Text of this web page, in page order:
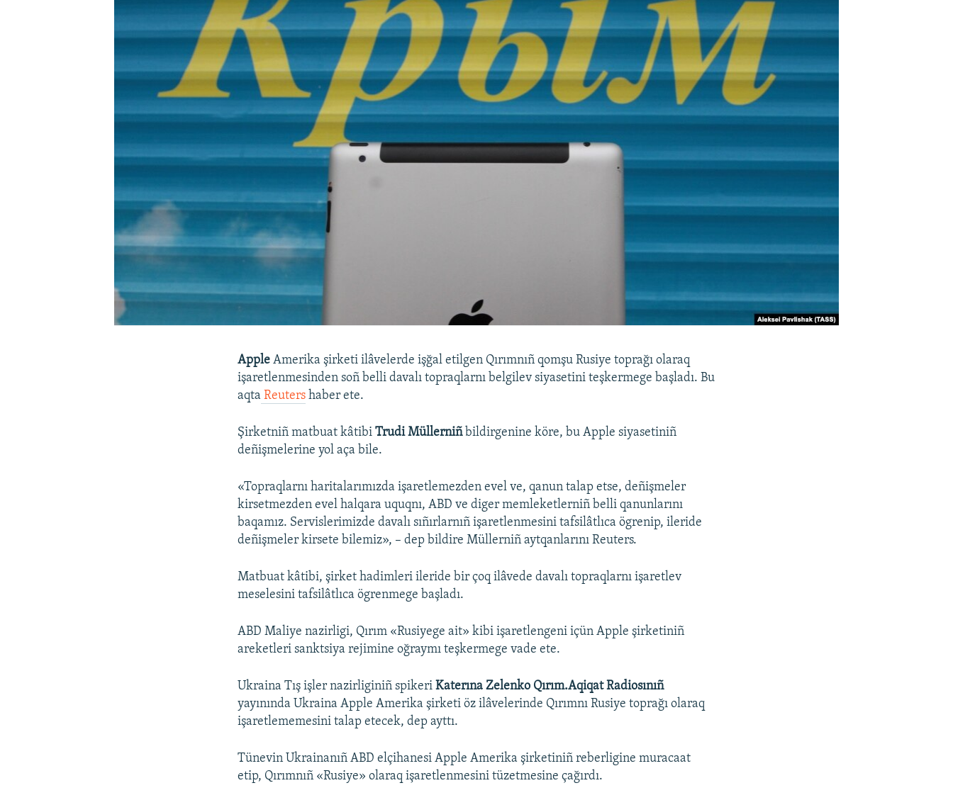
AppleAmerika şirketi ilâvelerde işğal etilgen Qırımnıñ qomşu Rusiye toprağı olaraq
işaretlenmesinden soñ belli davalı topraqlarnı belgilev siyasetini teşkermege başladı. Bu
aqta Reuters haber ete.
Şirketniñ matbuat kâtibiTrudi Müllerniñbildirgenine köre, bu Apple siyasetiniñ
deñişmelerine yol aça bile.
«Topraqlarnı haritalarımızda işaretlemezden evel ve, qanun talap etse, deñişmeler
kirsetmezden evel halqara uquqnı, ABD ve diger memleketlerniñ belli qanunlarını
baqamız. Servislerimizde davalı sıñırlarnıñ işaretlenmesini tafsilâtlıca ögrenip, ileride
deñişmeler kirsete bilemiz», – dep bildire Müllerniñ aytqanlarını Reuters.
Matbuat kâtibi, şirket hadimleri ileride bir çoq ilâvede davalı topraqlarnı işaretlev
meselesini tafsilâtlıca ögrenmege başladı.
ABD Maliye nazirligi, Qırım «Rusiyege ait» kibi işaretlengeni içün Apple şirketiniñ
areketleri sanktsiya rejimine oğraymı teşkermege vade ete.
Ukraina Tış işler nazirliginiñ spikeriKaterına Zelenko Qırım.Aqiqat Radiosınıñ
yayınında Ukraina Apple Amerika şirketi öz ilâvelerinde Qırımnı Rusiye toprağı olaraq
işaretlememesini talap etecek, dep ayttı.
Tünevin Ukrainanıñ ABD elçihanesi Apple Amerika şirketiniñ reberligine muracaat
etip, Qırımnıñ «Rusiye» olaraq işaretlenmesini tüzetmesine çağırdı.